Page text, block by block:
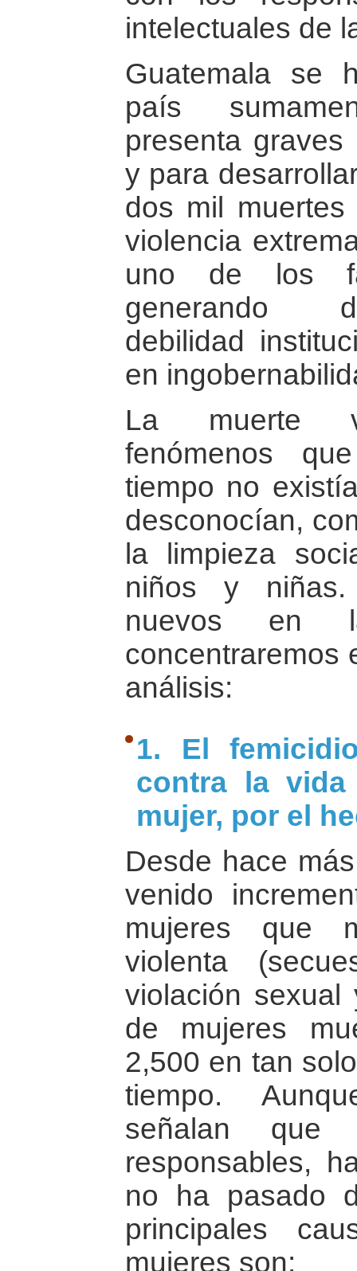
intelectuales de
Guatemala se
país
presenta
y para
dos mil
violencia
uno de los
generando
debilidad
en
La muerte
fenómenos
tiempo no
desconocían,
la limpieza
niños y niñas.
nuevos en
concentraremos
análisis:
1. El
contra la
mujer, por el
Desde hace
venido
mujeres que
violenta
violación sexual
de mujeres
2,500 en tan
tiempo.
señalan que
responsables,
no ha pasado
principales
mujeres son: